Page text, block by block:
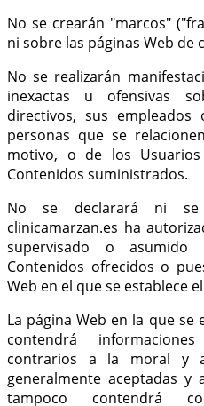
No se crearán "marcos"
ni sobre las páginas Web de
No se realizarán
inexactas u ofensivas
directivos, sus
personas que se
motivo, o de los
Contenidos suministrados.
No se declarará ni
clinicamarzan.es ha
supervisado o
Contenidos ofrecidos o
Web en el que se establece
La página Web en la que se
contendrá
contrarios a la moral y
generalmente aceptadas
tampoco contendrá